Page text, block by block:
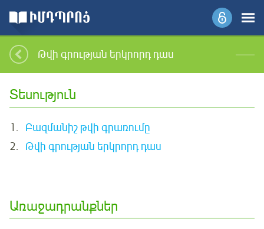
Թվի գրության երկրորդ դաս
Տեսություն
1.
Բազմանիշ թվի գրառումը
2.
Թվի գրության երկրորդ դաս
Առաջադրանքներ